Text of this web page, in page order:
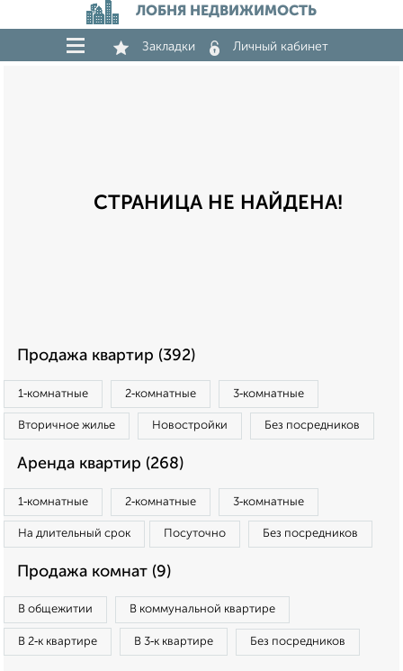
ЛОБНЯ НЕДВИЖИМОСТЬ
Закладки Личный кабинет
СТРАНИЦА НЕ НАЙДЕНА!
Продажа квартир (392)
1‑комнатные 2‑комнатные 3‑комнатные
Вторичное жилье Новостройки Без посредников
Аренда квартир (268)
1‑комнатные 2‑комнатные 3‑комнатные
На длительный срок Посуточно Без посредников
Продажа комнат (9)
В общежитии В коммунальной квартире
В 2‑к квартире В 3‑к квартире Без посредников